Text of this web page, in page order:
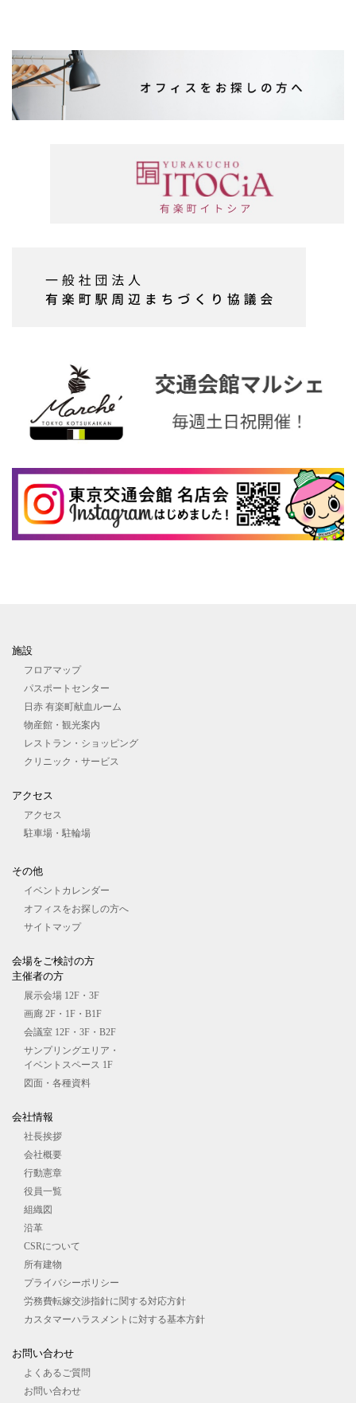
のでこちらの「ご予約状況」をご覧ください。
店舗情報
(公開日：2022年7月1日)
施設
フロアマップ
パスポートセンター
日赤 有楽町献血ルーム
物産館・観光案内
レストラン・ショッピング
クリニック・サービス
アクセス
アクセス
駐車場・駐輪場
その他
イベントカレンダー
オフィスをお探しの⽅へ
サイトマップ
会場をご検討の⽅
主催者の⽅
展⽰会場 12F・3F
画廊 2F・1F・B1F
会議室 12F・3F・B2F
サンプリングエリア・
イベントスペース 1F
図⾯・各種資料
会社情報
社長挨拶
会社概要
行動憲章
役員一覧
組織図
沿革
CSRについて
所有建物
プライバシーポリシー
労務費転嫁交渉指針に関する対応方針
カスタマーハラスメントに対する基本方針
お問い合わせ
よくあるご質問
お問い合わせ